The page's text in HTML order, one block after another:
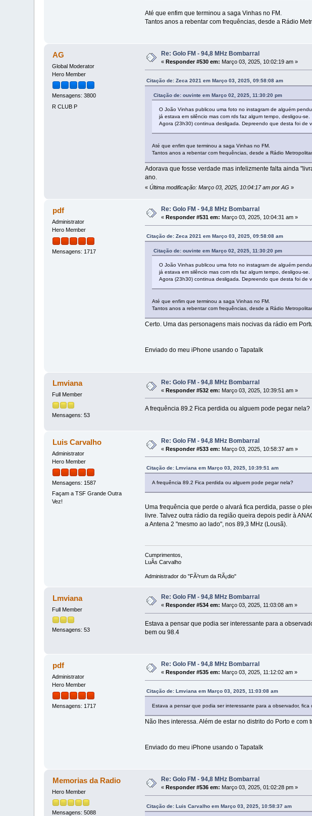
Até que enfim que terminou a saga Vinhas no FM.
Tantos anos a rebentar com frequências, desde a Rádio
AG
Global Moderator
Hero Member
Mensagens: 3800
R CLUB P
Re: Golo FM - 94,8 MHz Bombarral
«Responder #530 em: Março 03, 2025, 10:02:19 am »
Citação de: Zeca 2021 em Março 03, 2025, 09:58:08 am
Citação de: ouvinte em Março 02, 2025, 11:30:20 pm
O João Vinhas publicou uma foto no instagram de alguém
já estava em silêncio mas com rds faz algum tempo, desligou-se.
Agora (23h30) continua desligada. Depreendo que desta foi de
Até que enfim que terminou a saga Vinhas no FM.
Tantos anos a rebentar com frequências, desde a Rádio
Adorava que fosse verdade mas infelizmente falta ainda
ano.
« Última modificação: Março 03, 2025, 10:04:17 am por AG »
pdf
Administrator
Hero Member
Mensagens: 1717
Re: Golo FM - 94,8 MHz Bombarral
« Responder #531 em: Março 03, 2025, 10:04:31 am »
Citação de: Zeca 2021 em Março 03, 2025, 09:58:08 am
Citação de: ouvinte em Março 02, 2025, 11:30:20 pm
O João Vinhas publicou uma foto no instagram de alguém
já estava em silêncio mas com rds faz algum tempo, desligou-se.
Agora (23h30) continua desligada. Depreendo que desta foi de
Até que enfim que terminou a saga Vinhas no FM.
Tantos anos a rebentar com frequências, desde a Rádio
Certo. Uma das personagens mais nocivas da rádio em
Enviado do meu iPhone usando o Tapatalk
Lmviana
Full Member
Mensagens: 53
Re: Golo FM - 94,8 MHz Bombarral
«Responder #532 em: Março 03, 2025, 10:39:51 am »
A frequência 89.2 Fica perdida ou alguem pode pegar nela?
Luis Carvalho
Administrator
Hero Member
Mensagens: 1587
Façam a TSF Grande Outra
Vez!
Re: Golo FM - 94,8 MHz Bombarral
«Responder #533 em: Março 03, 2025, 10:58:37 am »
Citação de: Lmviana em Março 03, 2025, 10:39:51 am
A frequência 89.2 Fica perdida ou alguem pode pegar nela?
Uma frequência que perde o alvará fica perdida, passe o
livre. Talvez outra rádio da região queira depois pedir à
a Antena 2 "mesmo ao lado", nos 89,3 MHz (Lousã).
Cumprimentos,
LuÃ­s Carvalho
Administrador do "FÃ³rum da RÃ¡dio"
Lmviana
Full Member
Mensagens: 53
Re: Golo FM - 94,8 MHz Bombarral
«Responder #534 em: Março 03, 2025, 11:03:08 am »
Estava a pensar que podia ser interessante para a
bem ou 98.4
pdf
Administrator
Hero Member
Mensagens: 1717
Re: Golo FM - 94,8 MHz Bombarral
« Responder #535 em: Março 03, 2025, 11:12:02 am »
Citação de: Lmviana em Março 03, 2025, 11:03:08 am
Estava a pensar que podia ser interessante para a observador,
Não lhes interessa. Além de estar no distrito do Porto e
Enviado do meu iPhone usando o Tapatalk
Memorias da Radio
Hero Member
Mensagens: 5088
Re: Golo FM - 94,8 MHz Bombarral
« Responder #536 em: Março 03, 2025, 01:02:28 pm »
Citação de: Luis Carvalho em Março 03, 2025, 10:58:37 am